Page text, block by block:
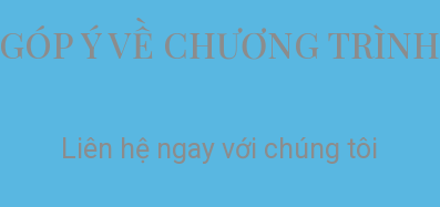
GÓP Ý VỀ CHƯƠNG TRÌNH
Liên hệ ngay với chúng tôi